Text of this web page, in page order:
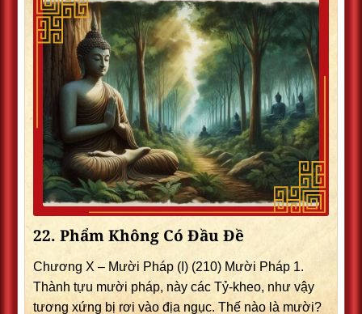
22. Phẩm Không Có Ðầu Ðề
Chương X – Mười Pháp (I) (210) Mười Pháp 1.
Thành tựu mười pháp, này các Tỷ-kheo, như vậy
tương xứng bị rơi vào địa ngục. Thế nào là mười?